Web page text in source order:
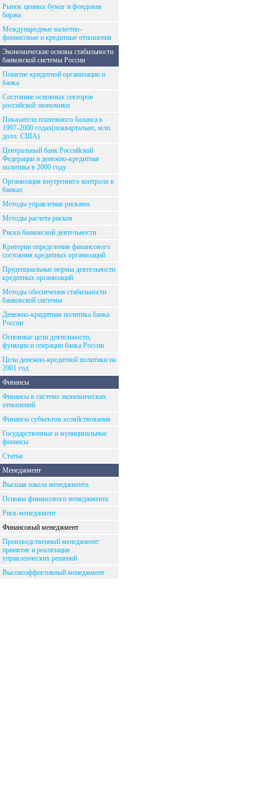
Рынок ценных бумаг и фондовая
биржа
Международные валютно-
финансовые и кредитные отношения
Экономические основы стабильности
банковской системы России
Понятие кридитной организации и
банка
Состояние основных секторов
российской экономики
Показатели платежного баланса в
1997-2000 годах(поквартально, млн.
долл. США)
Центральный банк Российской
Федерации и денежно-кредитная
политика в 2000 году
Организация внутреннего контроля в
банках
Методы управления рисками
Методы расчета рисков
Риски банковской деятельности
Критерии определения финансового
состояния кредитных организаций
Пруденциальные нормы деятельности
кредитных организаций
Методы обеспечения стабильности
банковской системы
Денежно-кридитная политика банка
России
Основные цели деятельности,
функции и операции банка России
Цели денежно-кредитной политики на
2001 год
Финансы
Финансы в системе экономических
отношений
Финансы субъектов хозяйствования
Государственные и муниципальные
финансы
Статьи
Менеджмент
Высшая школа менеджмента
Основы финансового менеджмента
Риск-менеджмент
Финансовый менеджмент
Производственный менеджмент:
принятие и реализация
управленческих решений
Высокоэффективный менеджмент